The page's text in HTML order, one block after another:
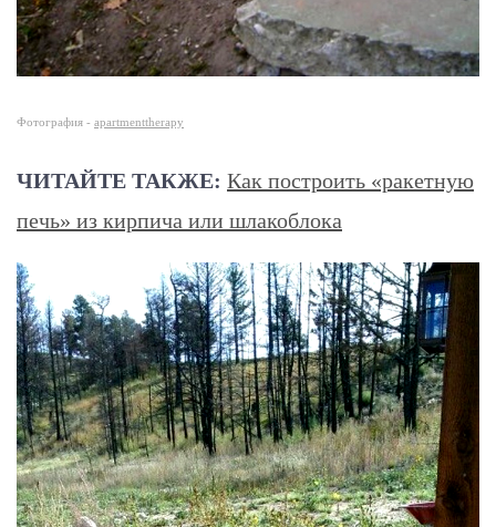
Фотография - apartmenttherapy
ЧИТАЙТЕ ТАКЖЕ: Как построить «ракетную
печь» из кирпича или шлакоблока